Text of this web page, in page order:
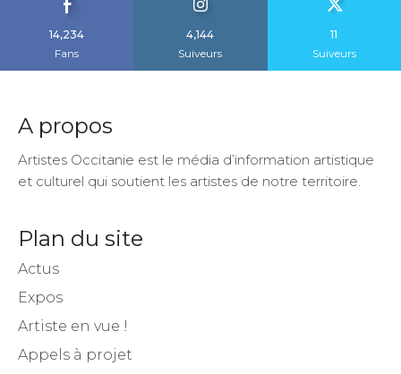
14,234
Fans
4,144
Suiveurs
11
Suiveurs
A propos
Artistes Occitanie est le média d’information artistique
et culturel qui soutient les artistes de notre territoire.
Plan du site
Actus
Expos
Artiste en vue !
Appels à projet